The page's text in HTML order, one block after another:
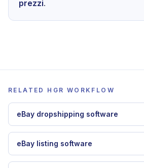
prezzi.
RELATED HGR WORKFLOW
eBay dropshipping software
eBay listing software